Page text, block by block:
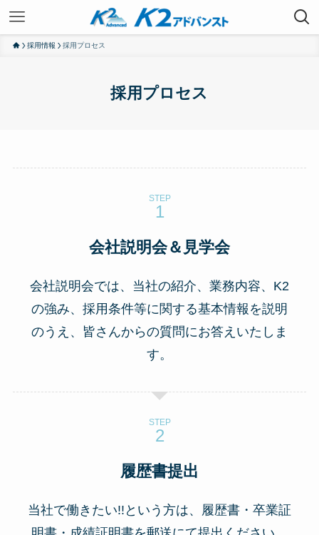
採用情報 採用プロセス
採用プロセス
STEP
会社説明会＆見学会
会社説明会では、当社の紹介、業務内容、K2
の強み、 採用条件等に関する基本情報を説明
のうえ、 皆さんからの質問にお答えいたしま
す。
STEP
履歴書提出
当社で働きたい!!という方は、履歴書・卒業証